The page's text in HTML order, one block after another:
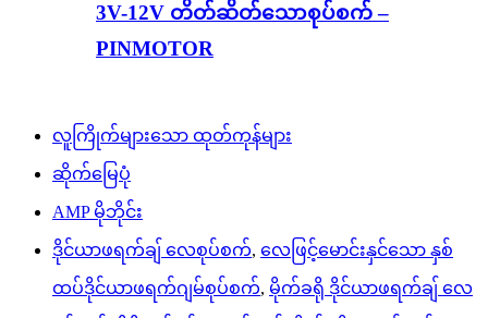
3V-12V တိတ်ဆိတ်သောစုပ်စက် –
PINMOTOR
လူကြိုက်များသော ထုတ်ကုန်များ
ဆိုက်မြေပုံ
AMP မိုဘိုင်း
ဒိုင်ယာဖရက်ချ် လေစုပ်စက်, လေဖြင့်မောင်းနှင်သော နှစ်
ထပ်ဒိုင်ယာဖရက်ဂျမ်စုပ်စက်, မိုက်ခရို ဒိုင်ယာဖရက်ချ် လေ